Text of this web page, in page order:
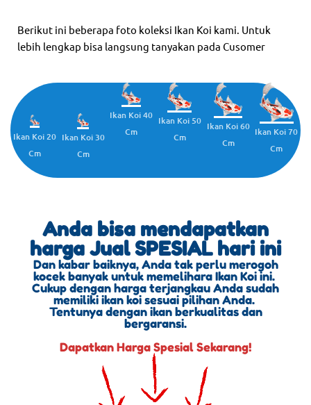
Berikut ini beberapa foto koleksi Ikan Koi kami. Untuk
lebih lengkap bisa langsung tanyakan pada Cusomer
Ikan Koi 20
Cm
Ikan Koi 30
Cm
Ikan Koi 40
Cm
Ikan Koi 50
Cm
Ikan Koi 60
Cm
Ikan Koi 70
Cm
Anda bisa mendapatkan
harga Jual SPESIAL hari ini
Dan kabar baiknya, Anda tak perlu merogoh
kocek banyak untuk memelihara Ikan Koi ini.
Cukup dengan harga terjangkau Anda sudah
memiliki ikan koi sesuai pilihan Anda.
Tentunya dengan ikan berkualitas dan
bergaransi.
Dapatkan Harga Spesial Sekarang!